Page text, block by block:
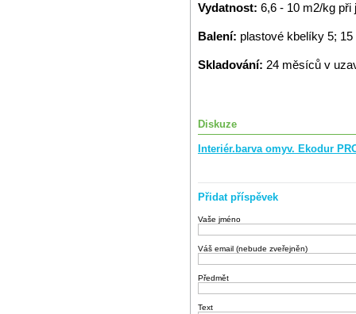
Vydatnost: 6,6 - 10 m2/kg při
Balení: plastové kbelíky 5; 15
Skladování: 24 měsíců v
Diskuze
Interiér.barva omyv. Ekodur
Přidat příspěvek
Vaše jméno
Váš email (nebude zveřejněn)
Předmět
Text